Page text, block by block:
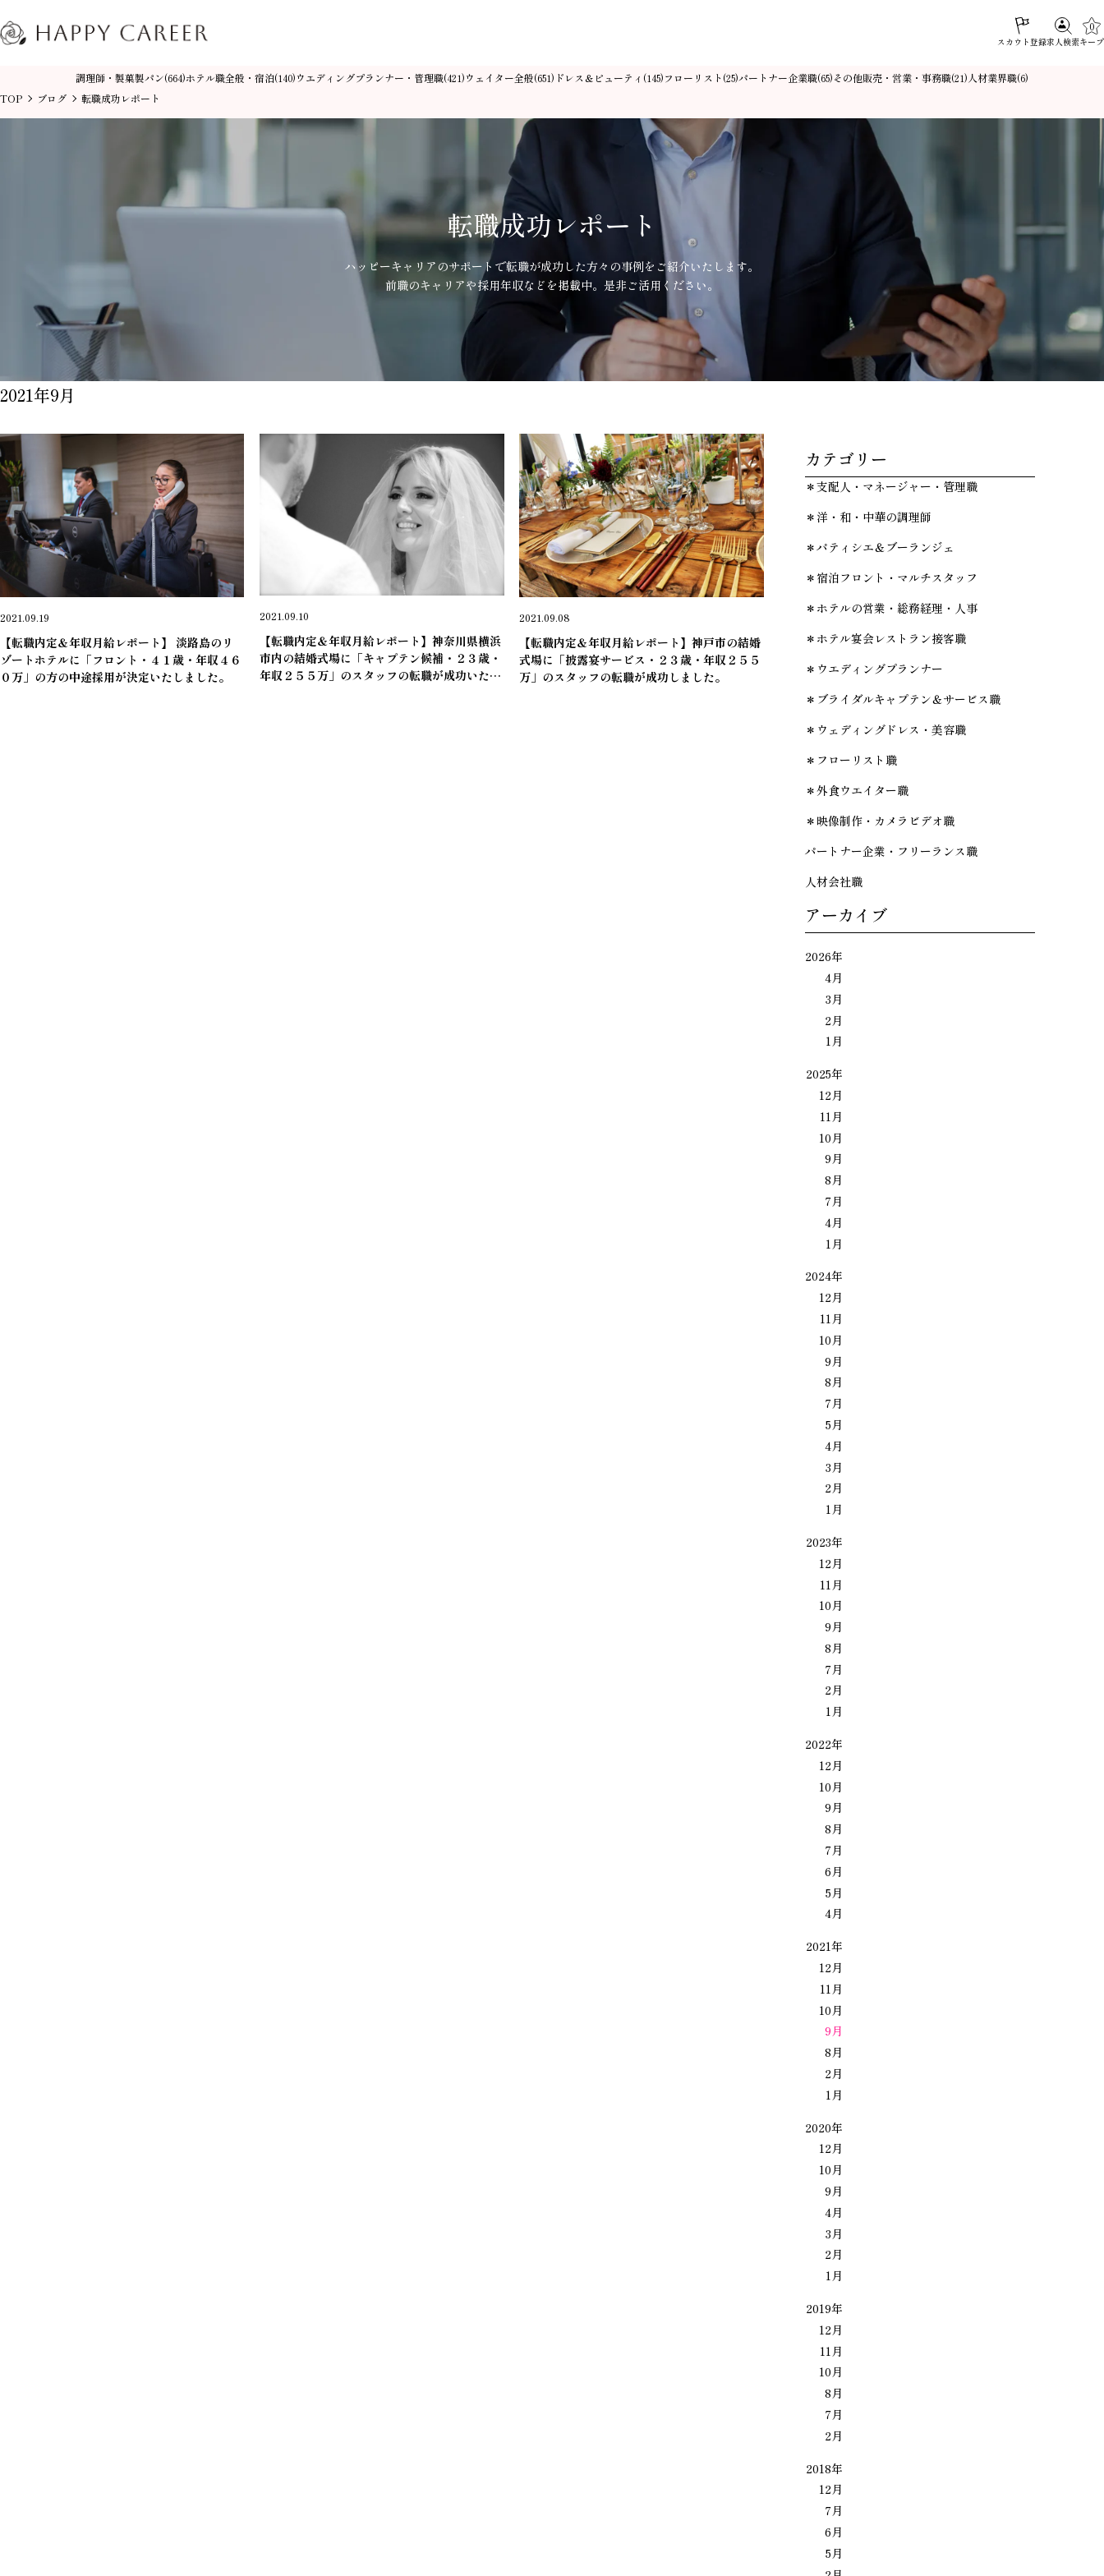
スカウト登録求人検索
0
キープ
調理師・製菓製パン(664)ホテル職全般・宿泊(140)ウエディングプランナー・管理職(421)ウェイター全般(651) ドレス＆ビューティ (145)フローリスト (25)パートナー企業職(65)その他販売・営業・事務職(21)人材業界職(6)
TOP ブログ 転職成功レポート
転職成功レポート
ハッピーキャリアのサポートで転職が成功した方々の事例を ご紹介いたします。
前職のキャリアや採用年収などを掲載中。 是非ご活用ください。
2021年9月
2021.09.19
【転職内定＆年収月給レポート】 淡路島のリ
ゾートホテルに「フロント・４１歳・年収４６
０万」の方の中途採用が決定いたしました。
2021.09.10
【転職内定＆年収月給レポート】神奈川県横浜
市内の結婚式場に「キャプテン候補・２３歳・
年収２５５万」のスタッフの転職が成功いたし
2021.09.08
【転職内定＆年収月給レポート】神戸市の結婚
式場に「披露宴サービス・２３歳・年収２５５
万」のスタッフの転職が成功しました。
カテゴリー
＊支配人・マネージャー・管理職
＊洋・和・中華の調理師
＊パティシエ＆ブーランジェ
＊宿泊フロント・マルチスタッフ
＊ホテルの営業・総務経理・人事
＊ホテル宴会レストラン接客職
＊ウエディングプランナー
＊ブライダルキャプテン＆サービス職
＊ウェディングドレス・美容職
＊フローリスト職
＊外食ウエイター職
＊映像制作・カメラビデオ職
パートナー企業・フリーランス職
人材会社職
アーカイブ
2026年
4月
3月
2月
1月
2025年
12月
11月
10月
9月
8月
7月
4月
1月
2024年
12月
11月
10月
9月
8月
7月
5月
4月
3月
2月
1月
2023年
12月
11月
10月
9月
8月
7月
2月
1月
2022年
12月
10月
9月
8月
7月
6月
5月
4月
2021年
12月
11月
10月
9月
8月
2月
1月
2020年
12月
10月
9月
4月
3月
2月
1月
2019年
12月
11月
10月
8月
7月
2月
2018年
12月
7月
6月
5月